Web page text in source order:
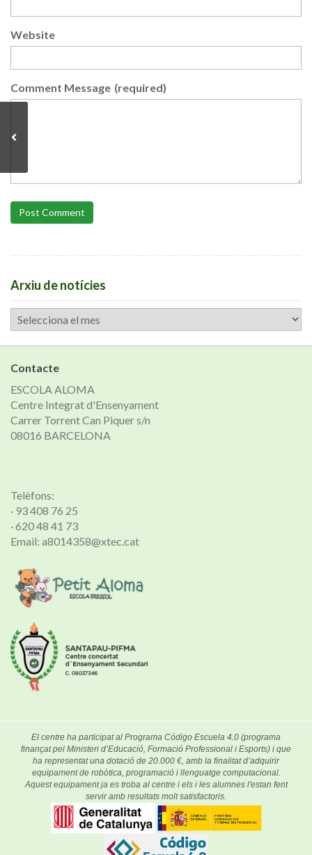
Website
Comment Message (required)
Post Comment
Arxiu de notícies
Arxiu
de
notícies
Contacte
ESCOLA ALOMA
Centre Integrat d'Ensenyament
Carrer Torrent Can Piquer s/n
08016 BARCELONA
Telèfons:
· 93 408 76 25
· 620 48 41 73
Email: a8014358@xtec.cat
El centre ha participat al Programa Código Escuela 4.0 (programa
finançat pel Ministeri d’Educació, Formació Professional i Esports) i que
ha representat una dotació de 20.000 €, amb la finalitat d’adquirir
equipament de robòtica, programació i llenguatge computacional.
Aquest equipament ja es troba al centre i els i les alumnes l'estan fent
servir amb resultats molt satisfactoris.